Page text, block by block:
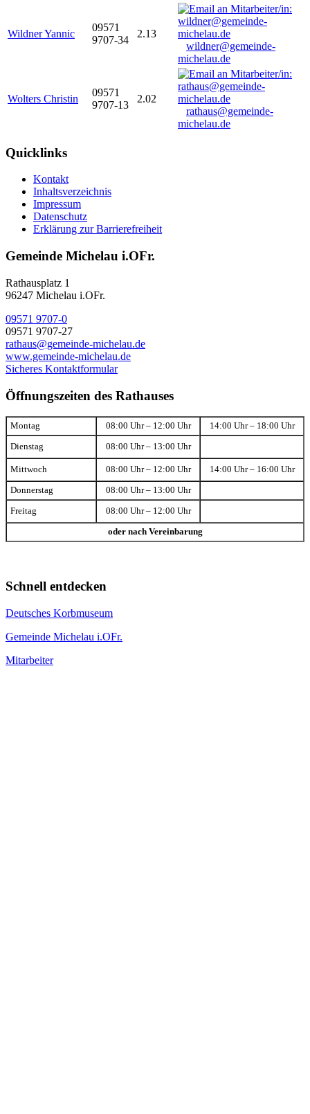
Wildner Yannic
09571
9707-34
2.13
wildner@gemeinde-
michelau.de
Wolters Christin
09571
9707-13
2.02
rathaus@gemeinde-
michelau.de
Quicklinks
Kontakt
Inhaltsverzeichnis
Impressum
Datenschutz
Erklärung zur Barrierefreiheit
Gemeinde Michelau i.OFr.
Rathausplatz 1
96247 Michelau i.OFr.
09571 9707-0
09571 9707-27
rathaus@gemeinde-michelau.de
www.gemeinde-michelau.de
Sicheres Kontaktformular
Öffnungszeiten des Rathauses
Montag 08:00 Uhr – 12:00 Uhr 14:00 Uhr – 18:00 Uhr
Dienstag 08:00 Uhr – 13:00 Uhr
Mittwoch 08:00 Uhr – 12:00 Uhr 14:00 Uhr – 16:00 Uhr
Donnerstag 08:00 Uhr – 13:00 Uhr
Freitag 08:00 Uhr – 12:00 Uhr
oder nach Vereinbarung
Schnell entdecken
Deutsches Korbmuseum
Gemeinde Michelau i.OFr.
Mitarbeiter